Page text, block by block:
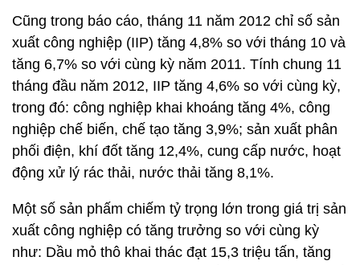
Cũng trong báo cáo, tháng 11 năm 2012 chỉ số sản
xuất công nghiệp (IIP) tăng 4,8% so với tháng 10 và
tăng 6,7% so với cùng kỳ năm 2011. Tính chung 11
tháng đầu năm 2012, IIP tăng 4,6% so với cùng kỳ,
trong đó: công nghiệp khai khoáng tăng 4%, công
nghiệp chế biến, chế tạo tăng 3,9%; sản xuất phân
phối điện, khí đốt tăng 12,4%, cung cấp nước, hoạt
động xử lý rác thải, nước thải tăng 8,1%.
Một số sản phấm chiếm tỷ trọng lớn trong giá trị sản
xuất công nghiệp có tăng trưởng so với cùng kỳ
như: Dầu mỏ thô khai thác đạt 15,3 triệu tấn, tăng